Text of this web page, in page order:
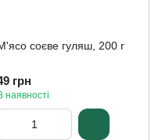
соєве гуляш, 200 г
грн
наявності